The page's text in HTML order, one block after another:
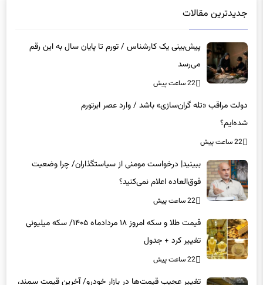
جدیدترین مقالات
پیش‌بینی یک کارشناس / تورم تا پایان سال به این رقم
می‌رسد
22 ساعت پیش
دولت مراقب «تله گران‌سازی» باشد / وارد عصر ابرتورم
شده‌ایم؟
22 ساعت پیش
ببینید| درخواست مومنی از سیاستگذاران/ چرا وضعیت
فوق‌العاده اعلام نمی‌کنید؟
22 ساعت پیش
قیمت طلا و سکه امروز ۱۸ مردادماه ۱۴۰۵/ سکه میلیونی
تغییر کرد + جدول
22 ساعت پیش
تغییر عجیب قیمت‌ها در بازار خودرو/ آخرین قیمت سمند،